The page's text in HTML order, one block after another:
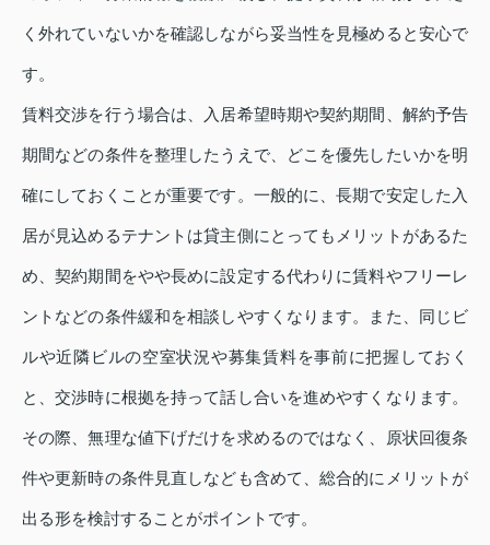
く外れていないかを確認しながら妥当性を見極めると安心で
す。
賃料交渉を行う場合は、入居希望時期や契約期間、解約予告
期間などの条件を整理したうえで、どこを優先したいかを明
確にしておくことが重要です。一般的に、長期で安定した入
居が見込めるテナントは貸主側にとってもメリットがあるた
め、契約期間をやや長めに設定する代わりに賃料やフリーレ
ントなどの条件緩和を相談しやすくなります。また、同じビ
ルや近隣ビルの空室状況や募集賃料を事前に把握しておく
と、交渉時に根拠を持って話し合いを進めやすくなります。
その際、無理な値下げだけを求めるのではなく、原状回復条
件や更新時の条件見直しなども含めて、総合的にメリットが
出る形を検討することがポイントです。